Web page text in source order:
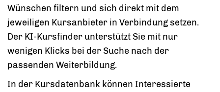
Wünschen filtern und sich direkt mit dem
jeweiligen Kursanbieter in Verbindung setzen.
Der KI-Kursfinder unterstützt Sie mit nur
wenigen Klicks bei der Suche nach der
passenden Weiterbildung.
In der Kursdatenbank können Interessierte